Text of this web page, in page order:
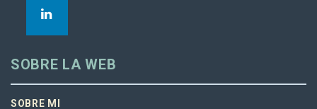
SOBRE LA WEB
SOBRE MI